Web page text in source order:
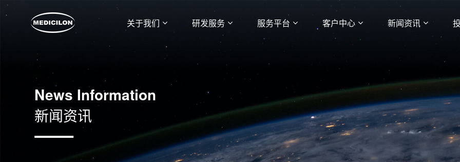
关于我们 研发服务 服务平台 客户中心 新闻资讯
News Information
新闻资讯